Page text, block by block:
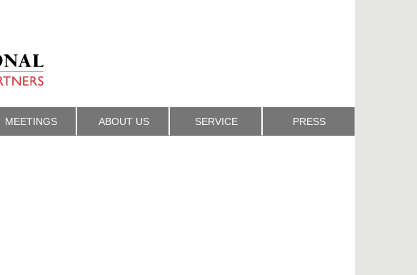
MEETINGS ABOUT US SERVICE PRESS